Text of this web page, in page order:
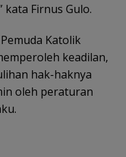
Firnus Gulo.
Katolik
keadilan,
hak-haknya
oleh peraturan